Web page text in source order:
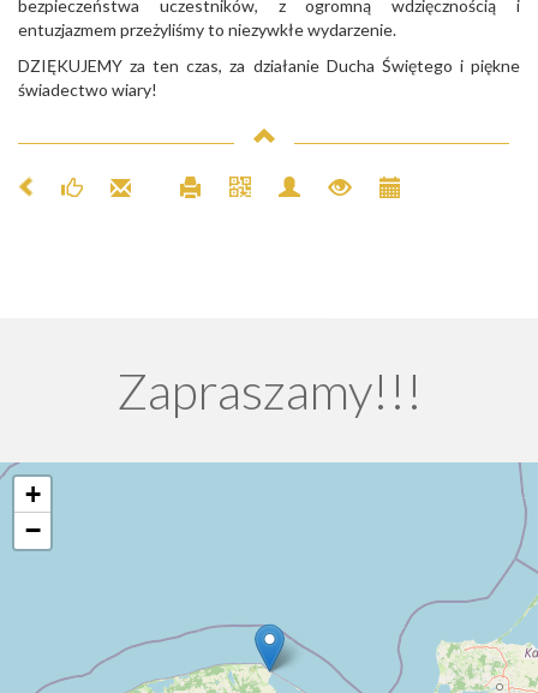
bezpieczeństwa uczestników, z ogromną wdzięcznością i
entuzjazmem przeżyliśmy to niezywkłe wydarzenie.
DZIĘKUJEMY za ten czas, za działanie Ducha Świętego i piękne
świadectwo wiary!
Zapraszamy!!!
+
−